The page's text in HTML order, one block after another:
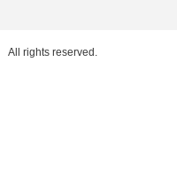
All rights reserved.